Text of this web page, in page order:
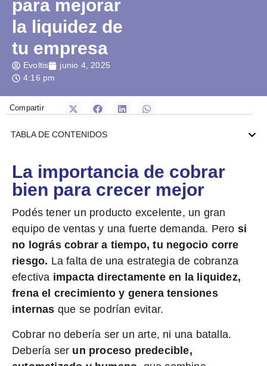
para mejorar
la liquidez de
tu empresa
Evoltis
junio 4, 2025
4:16 pm
Compartir
TABLA DE CONTENIDOS
La importancia de cobrar
bien para crecer mejor
Podés tener un producto excelente, un gran
equipo de ventas y una fuerte demanda. Pero si
no lográs cobrar a tiempo, tu negocio corre
riesgo. La falta de una estrategia de cobranza
efectiva impacta directamente en la liquidez,
frena el crecimiento y genera tensiones
internas que se podrían evitar.
Cobrar no debería ser un arte, ni una batalla.
Debería ser un proceso predecible,